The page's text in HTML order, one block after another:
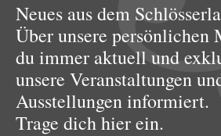
Neues aus dem
Über unsere persönlichen
du immer aktuell und
unsere Veranstaltungen
Ausstellungen informiert.
Trage dich hier ein.